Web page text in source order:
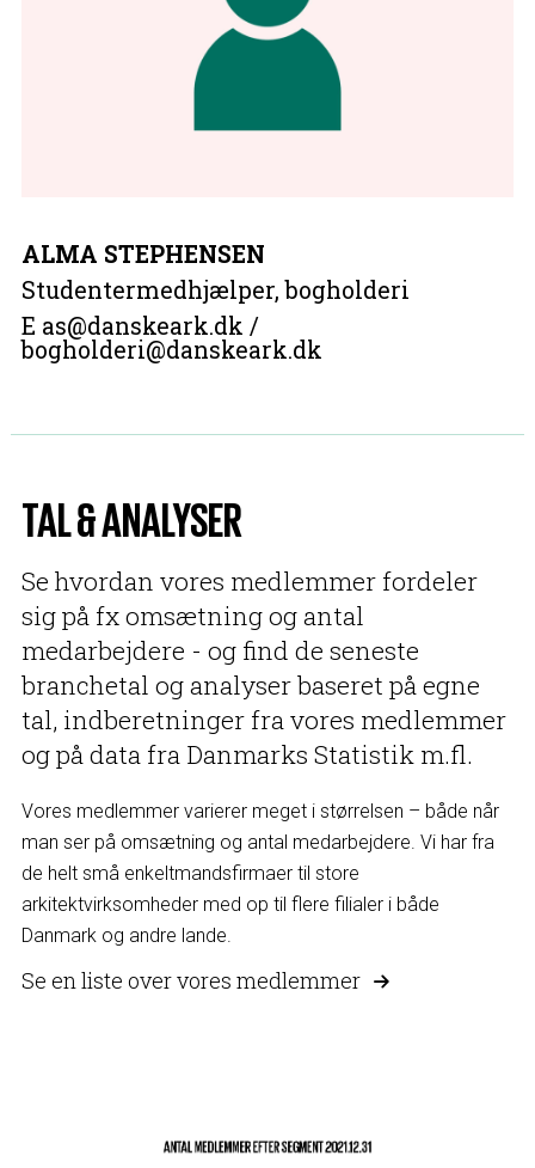
ALMA STEPHENSEN
Studentermedhjælper, bogholderi
E as@danskeark.dk /
bogholderi@danskeark.dk
TAL & ANALYSER
Se hvordan vores medlemmer fordeler
sig på fx omsætning og antal
medarbejdere - og find de seneste
branchetal og analyser baseret på egne
tal, indberetninger fra vores medlemmer
og på data fra Danmarks Statistik m.fl.
Vores medlemmer varierer meget i størrelsen – både når
man ser på omsætning og antal medarbejdere. Vi har fra
de helt små enkeltmandsfirmaer til store
arkitektvirksomheder med op til flere filialer i både
Danmark og andre lande.
Se en liste over vores medlemmer